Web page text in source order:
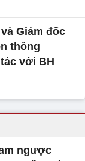
Giám đốc
thông
với BH
ngược